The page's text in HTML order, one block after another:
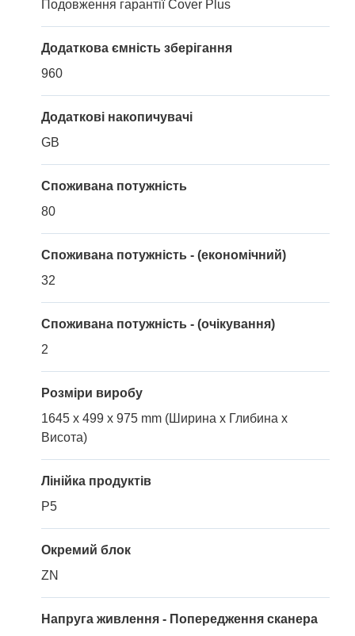
Подовження гарантії Cover Plus
Додаткова ємність зберігання
960
Додаткові накопичувачі
GB
Споживана потужність
80
Споживана потужність - (економічний)
32
Споживана потужність - (очікування)
2
Розміри виробу
1645 x 499 x 975 mm (Ширина x Глибина x
Висота)
Лінійка продуктів
P5
Окремий блок
ZN
Напруга живлення - Попередження сканера